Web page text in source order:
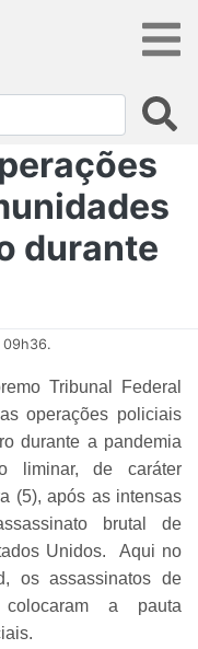
durante
09h36.
Tribunal Federal
operações policiais
durante a pandemia
liminar, de caráter
(5), após as intensas
brutal de
Unidos. Aqui no
os assassinatos de
a pauta